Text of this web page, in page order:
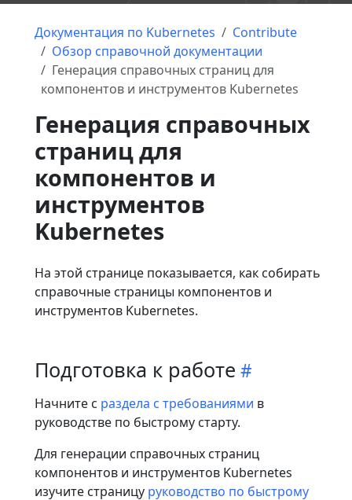
Документация по Kubernetes
Contribute
Обзор справочной документации
Генерация справочных страниц для
компонентов и инструментов Kubernetes
Генерация справочных
страниц для
компонентов и
инструментов
Kubernetes
На этой странице показывается, как собирать
справочные страницы компонентов и
инструментов Kubernetes.
Подготовка к работе
Начните с раздела с требованиями в
руководстве по быстрому старту.
Для генерации справочных страниц
компонентов и инструментов Kubernetes
изучите страницу руководство по быстрому